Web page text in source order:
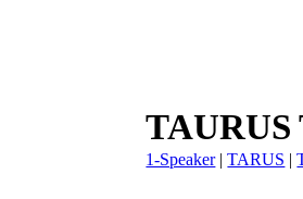
TAURUS
1-Speaker|TARUS |